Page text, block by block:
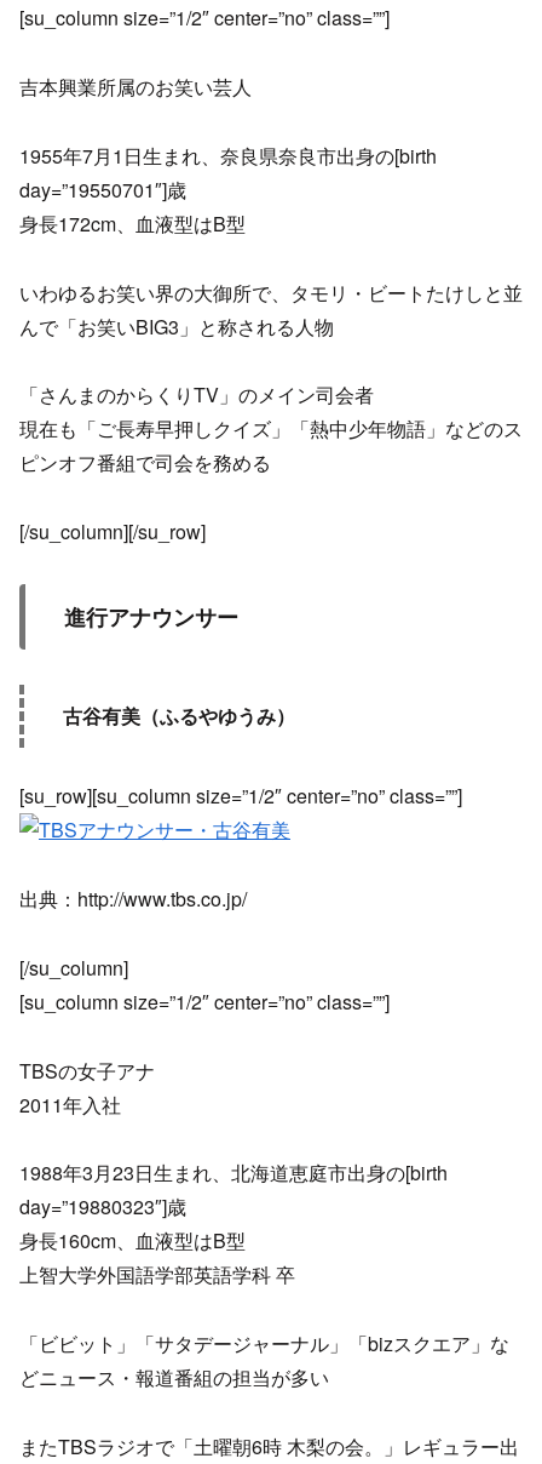
[su_column size=”1/2″ center=”no” class=””]
吉本興業所属のお笑い芸人
1955年7月1日生まれ、奈良県奈良市出身の[birth
day=”19550701″]歳
身長172cm、血液型はB型
いわゆるお笑い界の大御所で、タモリ・ビートたけしと並
んで「お笑いBIG3」と称される人物
「さんまのからくりTV」のメイン司会者
現在も「ご長寿早押しクイズ」「熱中少年物語」などのス
ピンオフ番組で司会を務める
[/su_column][/su_row]
進行アナウンサー
古谷有美（ふるやゆうみ）
[su_row][su_column size=”1/2″ center=”no” class=””]
出典：http://www.tbs.co.jp/
[/su_column]
[su_column size=”1/2″ center=”no” class=””]
TBSの女子アナ
2011年入社
1988年3月23日生まれ、北海道恵庭市出身の[birth
day=”19880323″]歳
身長160cm、血液型はB型
上智大学外国語学部英語学科 卒
「ビビット」「サタデージャーナル」「bizスクエア」な
どニュース・報道番組の担当が多い
またTBSラジオで「土曜朝6時 木梨の会。」レギュラー出